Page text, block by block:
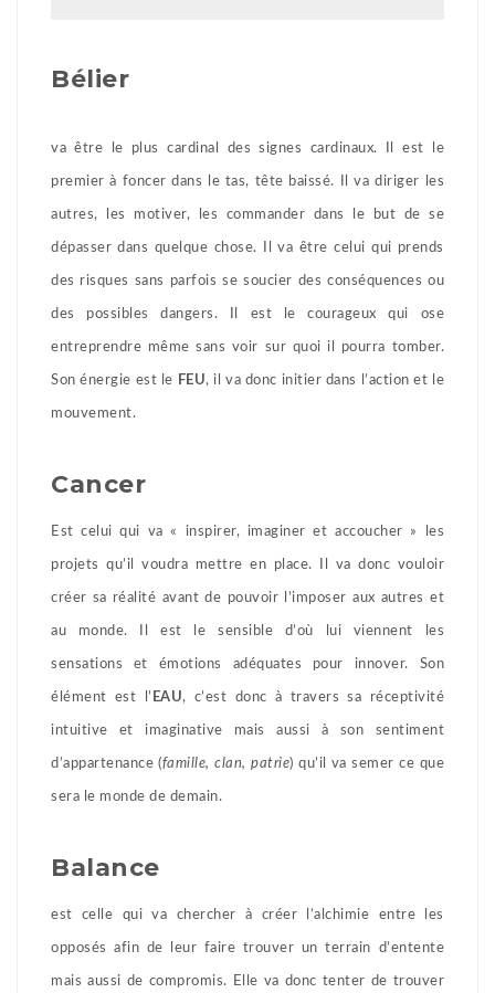
Bélier
va être le plus cardinal des signes cardinaux. Il est le
premier à foncer dans le tas, tête baissé. Il va diriger les
autres, les motiver, les commander dans le but de se
dépasser dans quelque chose. Il va être celui qui prends
des risques sans parfois se soucier des conséquences ou
des possibles dangers. Il est le courageux qui ose
entreprendre même sans voir sur quoi il pourra tomber.
Son énergie est le FEU, il va donc initier dans l’action et le
mouvement.
Cancer
Est celui qui va « inspirer, imaginer et accoucher » les
projets qu’il voudra mettre en place. Il va donc vouloir
créer sa réalité avant de pouvoir l’imposer aux autres et
au monde. Il est le sensible d’où lui viennent les
sensations et émotions adéquates pour innover. Son
élément est l’ EAU, c’est donc à travers sa réceptivité
intuitive et imaginative mais aussi à son sentiment
d’appartenance (famille, clan, patrie) qu’il va semer ce que
sera le monde de demain.
Balance
est celle qui va chercher à créer l’alchimie entre les
opposés afin de leur faire trouver un terrain d’entente
mais aussi de compromis. Elle va donc tenter de trouver